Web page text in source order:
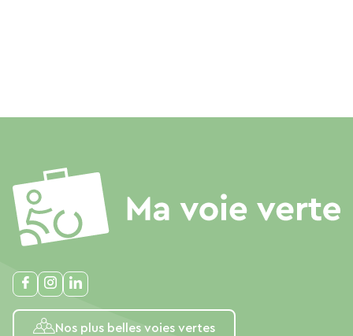
Nos plus belles voies vertes